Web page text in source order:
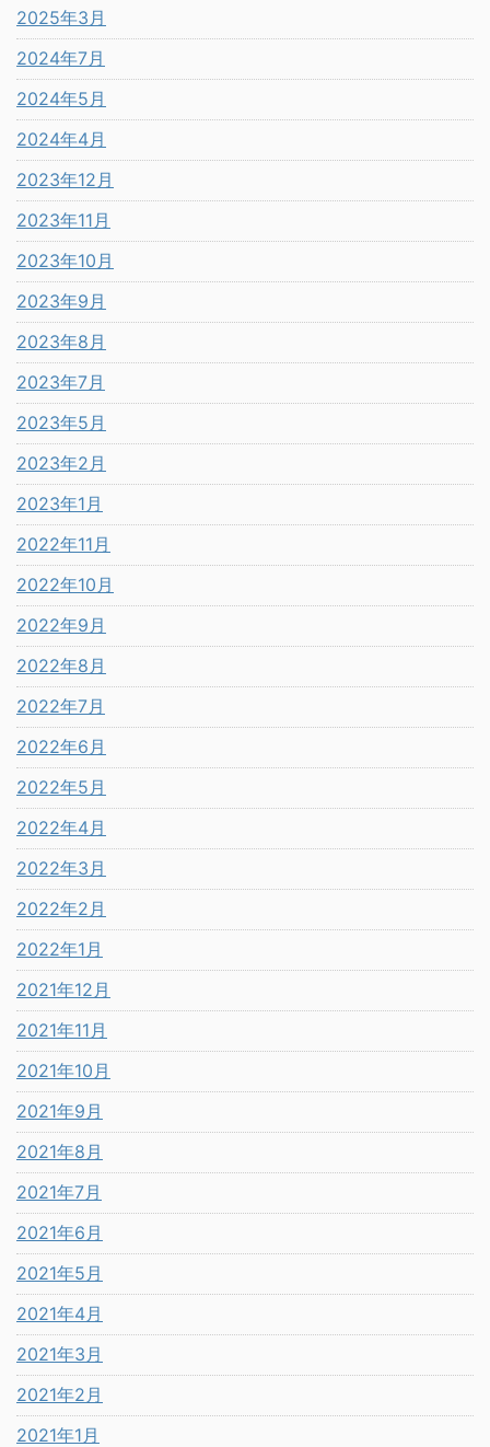
2025年3月
2024年7月
2024年5月
2024年4月
2023年12月
2023年11月
2023年10月
2023年9月
2023年8月
2023年7月
2023年5月
2023年2月
2023年1月
2022年11月
2022年10月
2022年9月
2022年8月
2022年7月
2022年6月
2022年5月
2022年4月
2022年3月
2022年2月
2022年1月
2021年12月
2021年11月
2021年10月
2021年9月
2021年8月
2021年7月
2021年6月
2021年5月
2021年4月
2021年3月
2021年2月
2021年1月